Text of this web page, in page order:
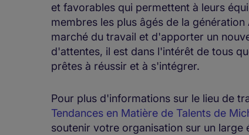
et favorables qui permettent à leurs
membres les plus âgés de la
marché du travail et d'apporter un
d'attentes, il est dans l'intérêt de tous
prêtes à réussir et à s'intégrer.
Pour plus d'informations sur le lieu de
Tendances en Matière de Talents de
soutenir votre organisation sur un large